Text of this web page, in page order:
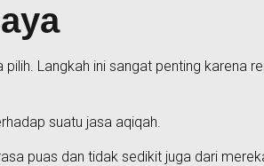
Langkah ini sangat penting karena
suatu jasa aqiqah.
puas dan tidak sedikit juga dari